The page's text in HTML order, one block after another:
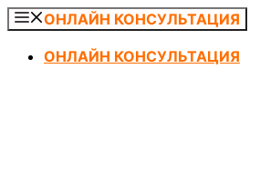
Перейти
содержимому
ОНЛАЙН КОНСУЛЬТАЦИЯ
ОНЛАЙН КОНСУЛЬТАЦИЯ